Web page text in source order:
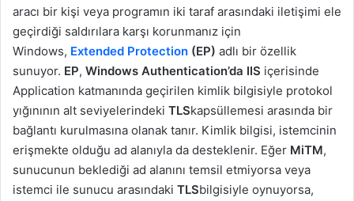
aracı bir kişi veya programın iki taraf arasındaki iletişimi ele
geçirdiği saldırılara karşı korunmanız için
Windows, Extended Protection (EP) adlı bir özellik
sunuyor. EP, Windows Authentication’da IIS içerisinde
Application katmanında geçirilen kimlik bilgisiyle protokol
yığınının alt seviyelerindeki TLSkapsüllemesi arasında bir
bağlantı kurulmasına olanak tanır. Kimlik bilgisi, istemcinin
erişmekte olduğu ad alanıyla da desteklenir. Eğer MiTM,
sunucunun beklediği ad alanını temsil etmiyorsa veya
istemci ile sunucu arasındaki TLSbilgisiyle oynuyorsa,